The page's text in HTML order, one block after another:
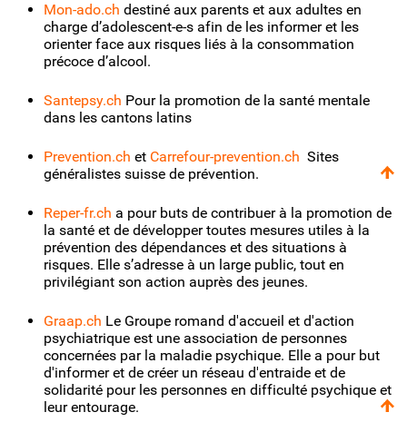
Mon-ado.ch destiné aux parents et aux adultes en
charge d’adolescent-e-s afin de les informer et les
orienter face aux risques liés à la consommation
précoce d’alcool.
Santepsy.ch Pour la promotion de la santé mentale
dans les cantons latins
Prevention.ch et Carrefour-prevention.ch Sites
généralistes suisse de prévention.
Reper-fr.ch a pour buts de contribuer à la promotion de
la santé et de développer toutes mesures utiles à la
prévention des dépendances et des situations à
risques. Elle s’adresse à un large public, tout en
privilégiant son action auprès des jeunes.
Graap.ch Le Groupe romand d'accueil et d'action
psychiatrique est une association de personnes
concernées par la maladie psychique. Elle a pour but
d'informer et de créer un réseau d'entraide et de
solidarité pour les personnes en difficulté psychique et
leur entourage.